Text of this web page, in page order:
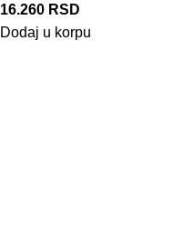
16.260 RSD
Dodaj u korpu